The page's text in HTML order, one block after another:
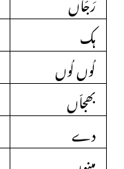
ہک
لُوں لُوں
بھجاّں
دے